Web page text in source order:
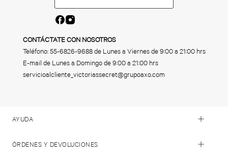
CONTÁCTATE CON NOSOTROS
Teléfono:55-6826-9688de Lunes a Viernes de 9:00 a 21:00 hrs
E-mail de Lunes a Domingo de 9:00 a 21:00 hrs
servicioalcliente_victoriassecret@grupoaxo.com
AYUDA
ÓRDENES Y DEVOLUCIONES